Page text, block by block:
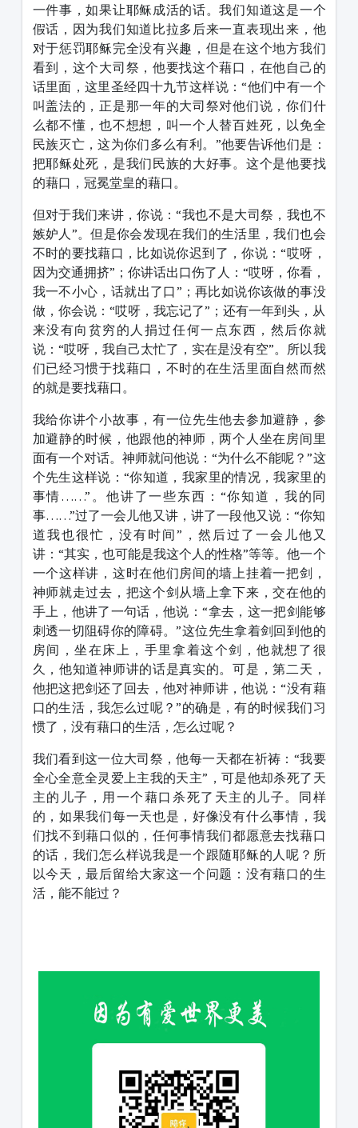
一件事，如果让耶稣成活的话。我们知道这是一个
假话，因为我们知道比拉多后来一直表现出来，他
对于惩罚耶稣完全没有兴趣，但是在这个地方我们
看到，这个大司祭，他要找这个藉口，在他自己的
话里面，这里圣经四十九节这样说：“他们中有一个
叫盖法的，正是那一年的大司祭对他们说，你们什
么都不懂，也不想想，叫一个人替百姓死，以免全
民族灭亡，这为你们多么有利。”他要告诉他们是：
把耶稣处死，是我们民族的大好事。这个是他要找
的藉口，冠冕堂皇的藉口。
但对于我们来讲，你说：“我也不是大司祭，我也不
嫉妒人”。但是你会发现在我们的生活里，我们也会
不时的要找藉口，比如说你迟到了，你说：“哎呀，
因为交通拥挤”；你讲话出口伤了人：“哎呀，你看，
我一不小心，话就出了口”；再比如说你该做的事没
做，你会说：“哎呀，我忘记了”；还有一年到头，从
来没有向贫穷的人捐过任何一点东西，然后你就
说：“哎呀，我自己太忙了，实在是没有空”。所以我
们已经习惯于找藉口，不时的在生活里面自然而然
的就是要找藉口。
我给你讲个小故事，有一位先生他去参加避静，参
加避静的时候，他跟他的神师，两个人坐在房间里
面有一个对话。神师就问他说：“为什么不能呢？”这
个先生这样说：“你知道，我家里的情况，我家里的
事情……”。他讲了一些东西：“你知道，我的同
事……”过了一会儿他又讲，讲了一段他又说：“你知
道我也很忙，没有时间”，然后过了一会儿他又
讲：“其实，也可能是我这个人的性格”等等。他一个
一个这样讲，这时在他们房间的墙上挂着一把剑，
神师就走过去，把这个剑从墙上拿下来，交在他的
手上，他讲了一句话，他说：“拿去，这一把剑能够
刺透一切阻碍你的障碍。”这位先生拿着剑回到他的
房间，坐在床上，手里拿着这个剑，他就想了很
久，他知道神师讲的话是真实的。可是，第二天，
他把这把剑还了回去，他对神师讲，他说：“没有藉
口的生活，我怎么过呢？”的确是，有的时候我们习
惯了，没有藉口的生活，怎么过呢？
我们看到这一位大司祭，他每一天都在祈祷：“我要
全心全意全灵爱上主我的天主”，可是他却杀死了天
主的儿子，用一个藉口杀死了天主的儿子。同样
的，如果我们每一天也是，好像没有什么事情，我
们找不到藉口似的，任何事情我们都愿意去找藉口
的话，我们怎么样说我是一个跟随耶稣的人呢？所
以今天，最后留给大家这一个问题：没有藉口的生
活，能不能过？